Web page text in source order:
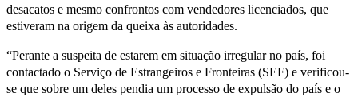
desacatos e mesmo confrontos com vendedores licenciados, que
estiveram na origem da queixa às autoridades.
“Perante a suspeita de estarem em situação irregular no país, foi
contactado o Serviço de Estrangeiros e Fronteiras (SEF) e verificou-
se que sobre um deles pendia um processo de expulsão do país e o